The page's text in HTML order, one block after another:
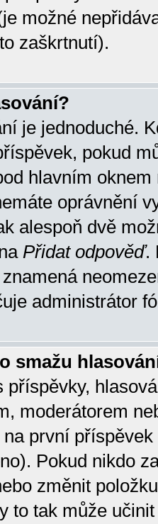
možné
zaškrtnutí).
je jednoduché.
pokud
hlavním oknem
oprávnění
alespoň dvě
Přidat odpověď.
administrátor
smažu
příspěvky,
moderátorem
první
Pokud nikdo
změnit
to tak může